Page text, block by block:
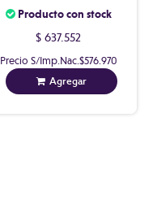
PLUS 24 CORES C/VIDEO
Producto con stock
$ 637.552
Precio S/Imp.Nac. $576.970
Agregar